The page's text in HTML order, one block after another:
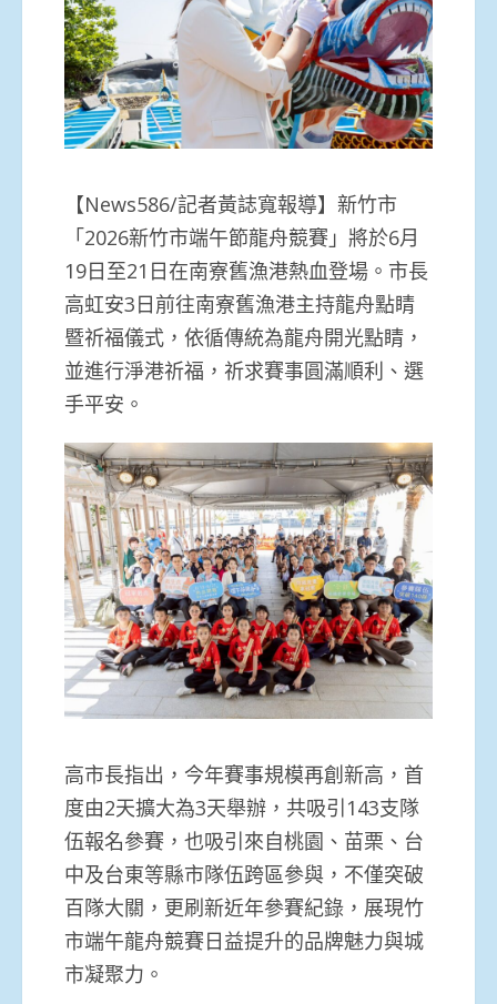
【News586/記者黃誌寬報導】新竹市
「2026新竹市端午節龍舟競賽」將於6月
19日至21日在南寮舊漁港熱血登場。市長
高虹安3日前往南寮舊漁港主持龍舟點睛
暨祈福儀式，依循傳統為龍舟開光點睛，
並進行淨港祈福，祈求賽事圓滿順利、選
手平安。
高市長指出，今年賽事規模再創新高，首
度由2天擴大為3天舉辦，共吸引143支隊
伍報名參賽，也吸引來自桃園、苗栗、台
中及台東等縣市隊伍跨區參與，不僅突破
百隊大關，更刷新近年參賽紀錄，展現竹
市端午龍舟競賽日益提升的品牌魅力與城
市凝聚力。